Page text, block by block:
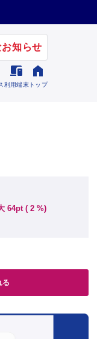
知らせ

利用端末

トップ
64pt ( 2 %)
る